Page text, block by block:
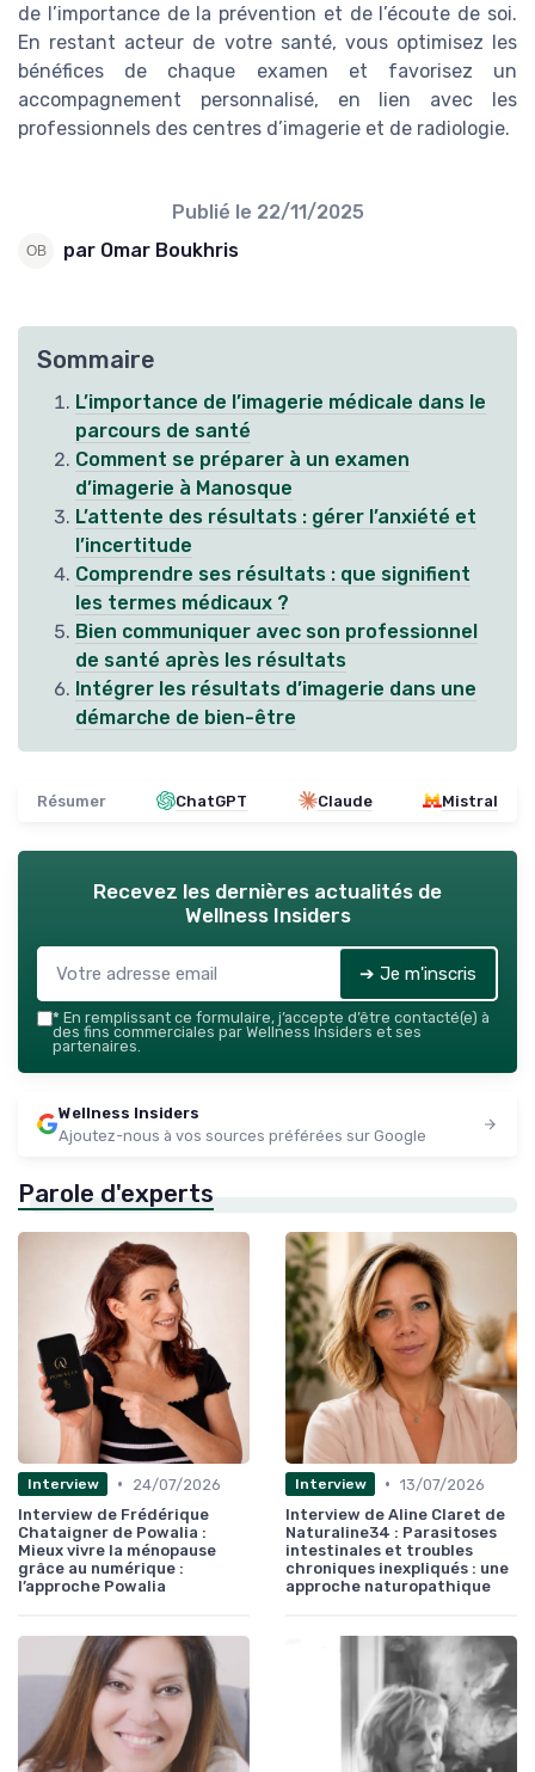
de l’importance de la prévention et de l’écoute de soi.
En restant acteur de votre santé, vous optimisez les
bénéfices de chaque examen et favorisez un
accompagnement personnalisé, en lien avec les
professionnels des centres d’imagerie et de radiologie.
Publié le 22/11/2025
par Omar Boukhris
Sommaire
L’importance de l’imagerie médicale dans le
parcours de santé
Comment se préparer à un examen
d’imagerie à Manosque
L’attente des résultats : gérer l’anxiété et
l’incertitude
Comprendre ses résultats : que signifient
les termes médicaux ?
Bien communiquer avec son professionnel
de santé après les résultats
Intégrer les résultats d’imagerie dans une
démarche de bien-être
Résumer ChatGPT Claude Mistral
Recevez les dernières actualités de
Wellness Insiders
➔ Je m'inscris
* En remplissant ce formulaire, j’accepte d’être contacté(e) à
des fins commerciales par Wellness Insiders et ses
partenaires.
Wellness Insiders
Ajoutez-nous à vos sources préférées sur Google
Parole d'experts
Interview •
24/07/2026
Interview de Frédérique
Chataigner de Powalia :
Mieux vivre la ménopause
grâce au numérique :
l’approche Powalia
Interview • 13/07/2026
Interview de Aline Claret de
Naturaline34 : Parasitoses
intestinales et troubles
chroniques inexpliqués : une
approche naturopathique